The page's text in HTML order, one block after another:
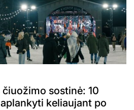
sostinė: 10
keliaujant po